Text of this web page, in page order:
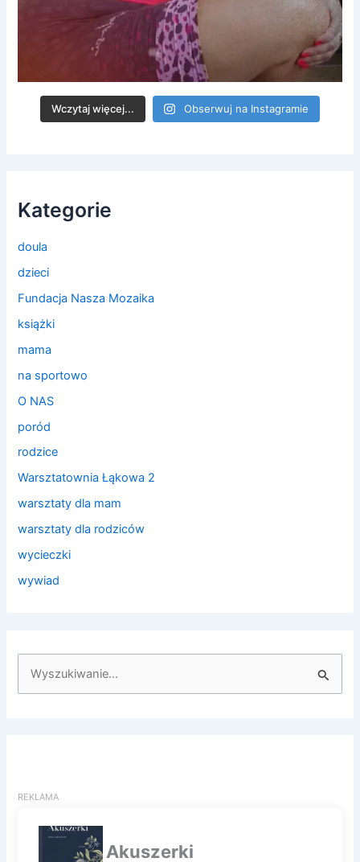
Wczytaj więcej... Obserwuj na Instagramie
Kategorie
doula
dzieci
Fundacja Nasza Mozaika
książki
mama
na sportowo
O NAS
poród
rodzice
Warsztatownia Łąkowa 2
warsztaty dla mam
warsztaty dla rodziców
wycieczki
wywiad
j